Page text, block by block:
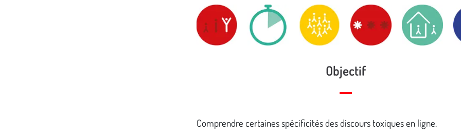
Objectif
Comprendre certaines spécificités des discours toxiques en ligne.